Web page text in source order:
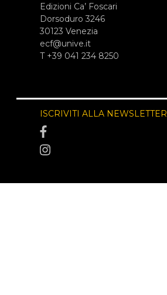
Edizioni Ca’ Foscari
Dorsoduro 3246
30123 Venezia
ecf@unive.it
T +39 041 234 8250
ISCRIVITI ALLA NEWSLETTER